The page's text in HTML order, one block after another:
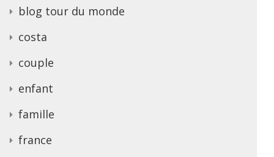
blog tour du monde
costa
couple
enfant
famille
france